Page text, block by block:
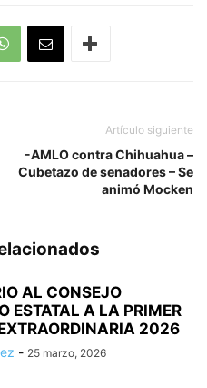
Artículo siguiente
-AMLO contra Chihuahua –
Cubetazo de senadores – Se
animó Mocken
AL CONSEJO
ESTATAL A LA PRIMER
2026
- 25 marzo, 2026